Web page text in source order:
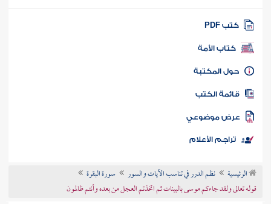
كتب PDF
كتاب الأمة
المكتبة
الكتب
موضوعي
تراجم الأعلام
الرئيسية نظم الدرر في تناسب الآيات والسور
سورة البقرة
قوله تعالى ولقد جاءكم موسى بالبينات ثم اتخذتم العجل من بعده وأنتم ظالمون